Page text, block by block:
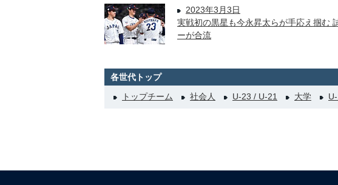
2023年3月3日
実戦初の黒星も今永昇太らが手応え掴む
ーが合流
各世代トップ
トップチーム
社会人 U-23 / U-21 大学